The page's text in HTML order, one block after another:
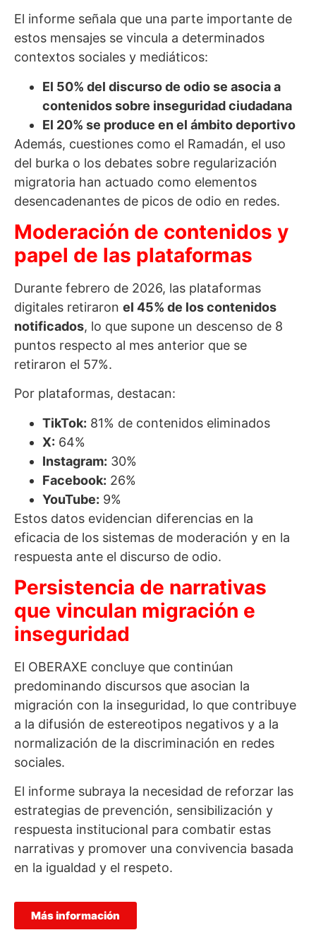
El informe señala que una parte importante de
estos mensajes se vincula a determinados
contextos sociales y mediáticos:
El 50% del discurso de odio se asocia a
contenidos sobre inseguridad ciudadana
El 20% se produce en el ámbito deportivo
Además, cuestiones como el Ramadán, el uso
del burka o los debates sobre regularización
migratoria han actuado como elementos
desencadenantes de picos de odio en redes.
Moderación de contenidos y
papel de las plataformas
Durante febrero de 2026, las plataformas
digitales retiraron el 45% de los contenidos
notificados, lo que supone un descenso de 8
puntos respecto al mes anterior que se
retiraron el 57%.
Por plataformas, destacan:
TikTok: 81% de contenidos eliminados
X: 64%
Instagram: 30%
Facebook: 26%
YouTube: 9%
Estos datos evidencian diferencias en la
eficacia de los sistemas de moderación y en la
respuesta ante el discurso de odio.
Persistencia de narrativas
que vinculan migración e
inseguridad
El OBERAXE concluye que continúan
predominando discursos que asocian la
migración con la inseguridad, lo que contribuye
a la difusión de estereotipos negativos y a la
normalización de la discriminación en redes
sociales.
El informe subraya la necesidad de reforzar las
estrategias de prevención, sensibilización y
respuesta institucional para combatir estas
narrativas y promover una convivencia basada
en la igualdad y el respeto.
Más información